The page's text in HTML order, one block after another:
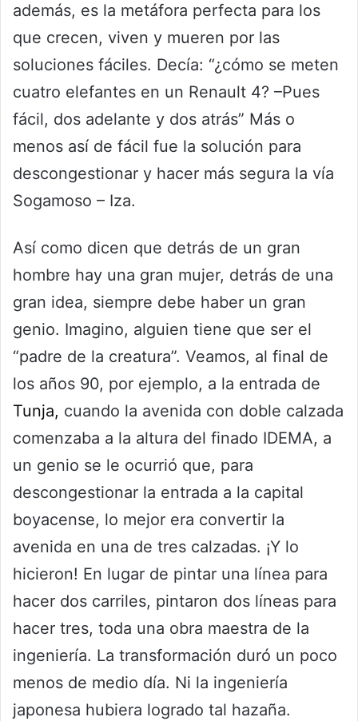
además, es la metáfora perfecta para los
que crecen, viven y mueren por las
soluciones fáciles. Decía: “¿cómo se meten
cuatro elefantes en un Renault 4? –Pues
fácil, dos adelante y dos atrás” Más o
menos así de fácil fue la solución para
descongestionar y hacer más segura la vía
Sogamoso – Iza.
Así como dicen que detrás de un gran
hombre hay una gran mujer, detrás de una
gran idea, siempre debe haber un gran
genio. Imagino, alguien tiene que ser el
“padre de la creatura”. Veamos, al final de
los años 90, por ejemplo, a la entrada de
Tunja, cuando la avenida con doble calzada
comenzaba a la altura del finado IDEMA, a
un genio se le ocurrió que, para
descongestionar la entrada a la capital
boyacense, lo mejor era convertir la
avenida en una de tres calzadas. ¡Y lo
hicieron! En lugar de pintar una línea para
hacer dos carriles, pintaron dos líneas para
hacer tres, toda una obra maestra de la
ingeniería. La transformación duró un poco
menos de medio día. Ni la ingeniería
japonesa hubiera logrado tal hazaña.